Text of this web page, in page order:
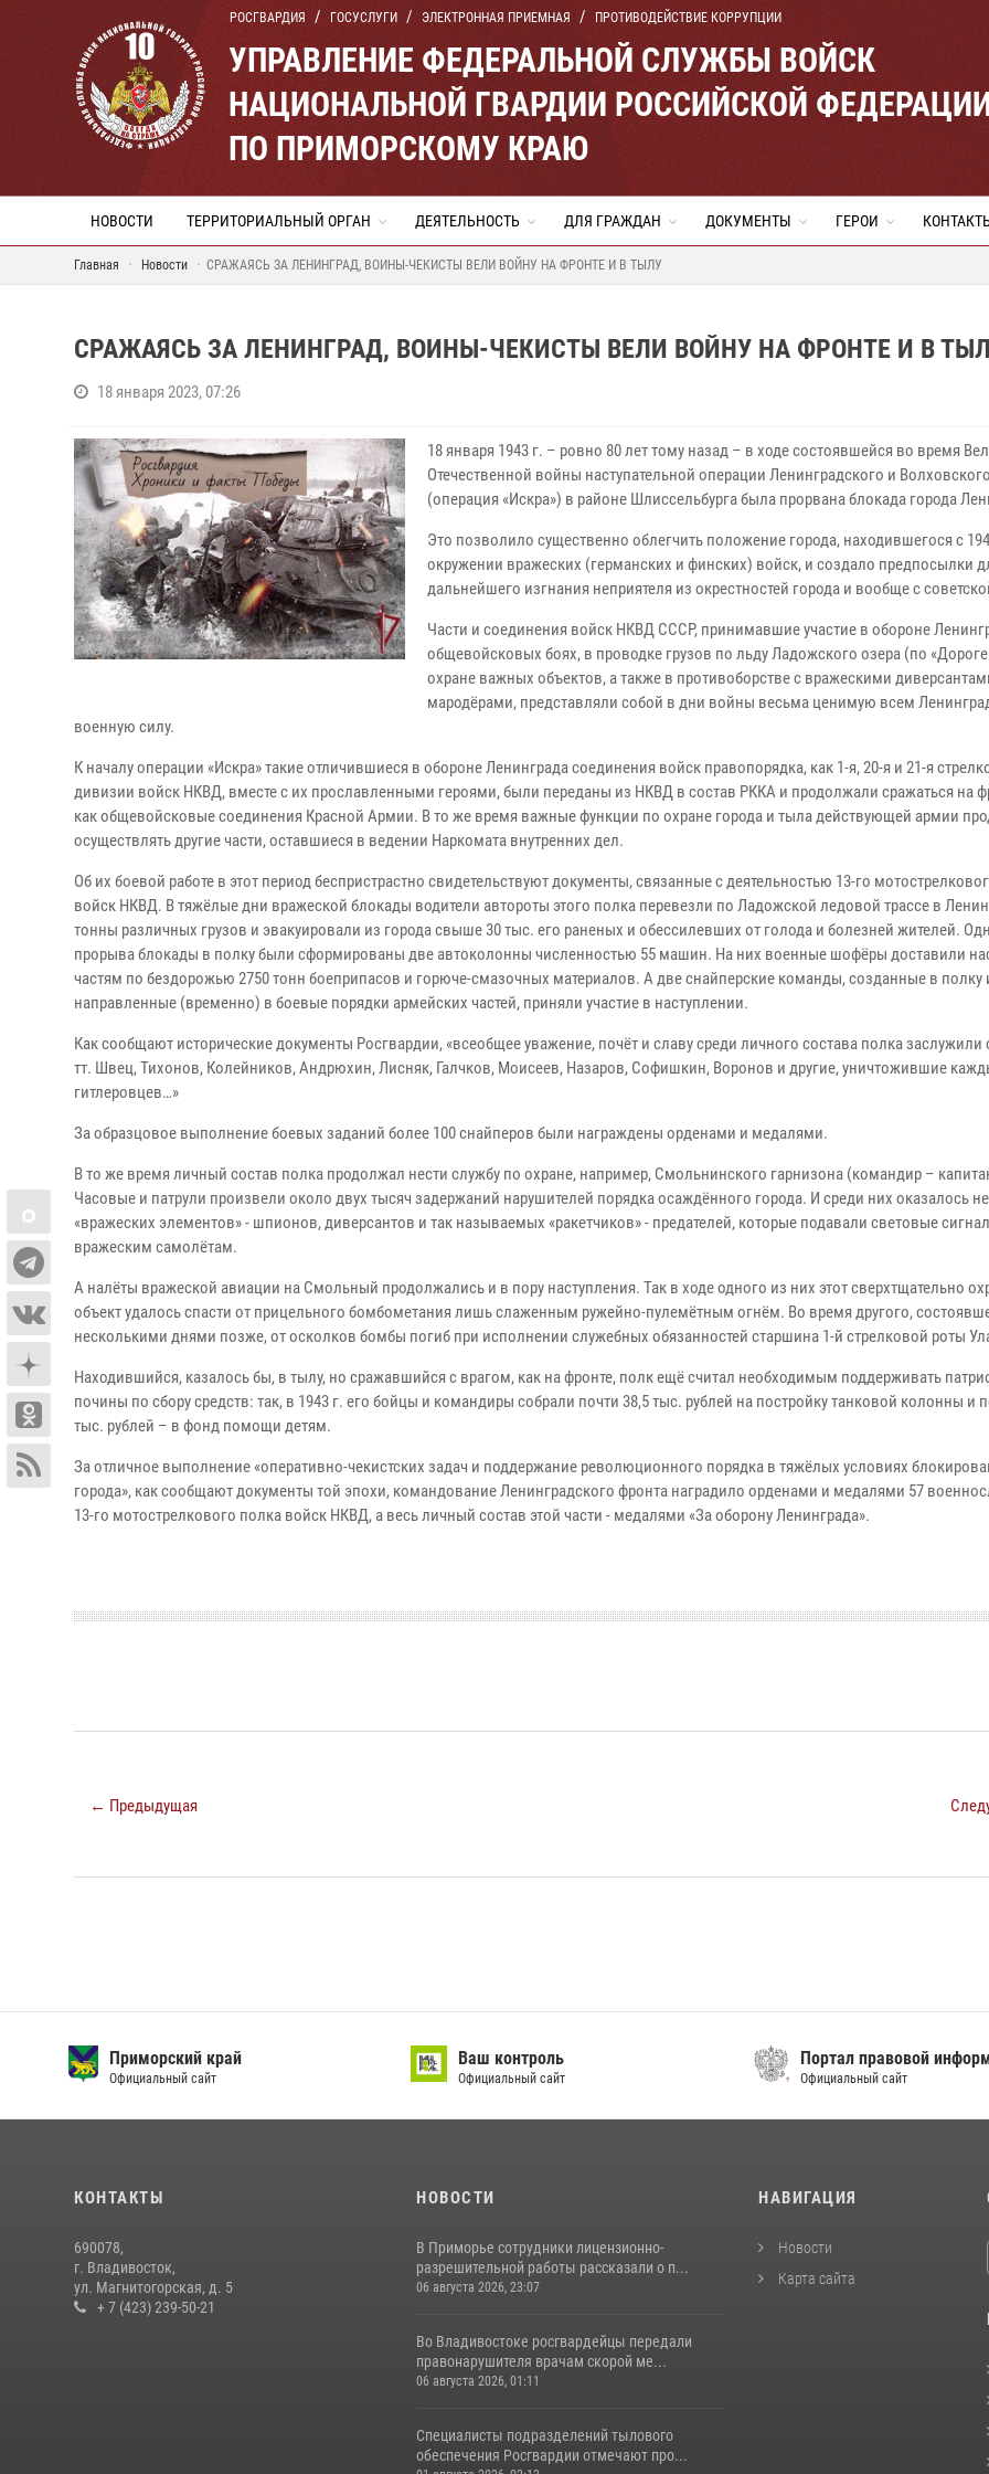
РОСГВАРДИЯ ГОСУСЛУГИ ЭЛЕКТРОННАЯ ПРИЕМНАЯ ПРОТИВОДЕЙСТВИЕ КОРРУПЦИИ
УПРАВЛЕНИЕ ФЕДЕРАЛЬНОЙ СЛУЖБЫ ВОЙСК
НАЦИОНАЛЬНОЙ ГВАРДИИ РОССИЙСКОЙ
ПО ПРИМОРСКОМУ КРАЮ
НОВОСТИ ТЕРРИТОРИАЛЬНЫЙ ОРГАН ДЕЯТЕЛЬНОСТЬ ДЛЯ ГРАЖДАН ДОКУМЕНТЫ ГЕРОИ
Главная Новости СРАЖАЯСЬ ЗА ЛЕНИНГРАД, ВОИНЫ-ЧЕКИСТЫ ВЕЛИ ВОЙНУ НА ФРОНТЕ И В ТЫЛУ
СРАЖАЯСЬ ЗА ЛЕНИНГРАД, ВОИНЫ-ЧЕКИСТЫ ВЕЛИ ВОЙНУ НА ФРОНТЕ И В
18 января 2023, 07:26
18 января 1943 г. – ровно 80 лет тому назад – в ходе состоявшейся во время
Отечественной войны наступательной операции Ленинградского и
(операция «Искра») в районе Шлиссельбурга была прорвана блокада города
Это позволило существенно облегчить положение города, находившегося с
окружении вражеских (германских и финских) войск, и создало предпосылки
дальнейшего изгнания неприятеля из окрестностей города и вообще с
Части и соединения войск НКВД СССР, принимавшие участие в обороне
общевойсковых боях, в проводке грузов по льду Ладожского озера (по
охране важных объектов, а также в противоборстве с вражескими
мародёрами, представляли собой в дни войны весьма ценимую всем
военную силу.
К началу операции «Искра» такие отличившиеся в обороне Ленинграда соединения войск правопорядка, как 1-я, 20-я и 21-я
дивизии войск НКВД, вместе с их прославленными героями, были переданы из НКВД в состав РККА и продолжали сражаться на
как общевойсковые соединения Красной Армии. В то же время важные функции по охране города и тыла действующей армии
осуществлять другие части, оставшиеся в ведении Наркомата внутренних дел.
Об их боевой работе в этот период беспристрастно свидетельствуют документы, связанные с деятельностью 13-го
войск НКВД. В тяжёлые дни вражеской блокады водители автороты этого полка перевезли по Ладожской ледовой трассе в
тонны различных грузов и эвакуировали из города свыше 30 тыс. его раненых и обессилевших от голода и болезней жителей.
прорыва блокады в полку были сформированы две автоколонны численностью 55 машин. На них военные шофёры доставили
частям по бездорожью 2750 тонн боеприпасов и горюче-смазочных материалов. А две снайперские команды, созданные в полку
направленные (временно) в боевые порядки армейских частей, приняли участие в наступлении.
Как сообщают исторические документы Росгвардии, «всеобщее уважение, почёт и славу среди личного состава полка заслужили
тт. Швец, Тихонов, Колейников, Андрюхин, Лисняк, Галчков, Моисеев, Назаров, Софишкин, Воронов и другие, уничтожившие
гитлеровцев…»
За образцовое выполнение боевых заданий более 100 снайперов были награждены орденами и медалями.
В то же время личный состав полка продолжал нести службу по охране, например, Смольнинского гарнизона (командир –
Часовые и патрули произвели около двух тысяч задержаний нарушителей порядка осаждённого города. И среди них оказалось
«вражеских элементов» - шпионов, диверсантов и так называемых «ракетчиков» - предателей, которые подавали световые
вражеским самолётам.
А налёты вражеской авиации на Смольный продолжались и в пору наступления. Так в ходе одного из них этот сверхтщательно
объект удалось спасти от прицельного бомбометания лишь слаженным ружейно-пулемётным огнём. Во время другого,
несколькими днями позже, от осколков бомбы погиб при исполнении служебных обязанностей старшина 1-й стрелковой роты
Находившийся, казалось бы, в тылу, но сражавшийся с врагом, как на фронте, полк ещё считал необходимым поддерживать
почины по сбору средств: так, в 1943 г. его бойцы и командиры собрали почти 38,5 тыс. рублей на постройку танковой колонны и
тыс. рублей – в фонд помощи детям.
За отличное выполнение «оперативно-чекистских задач и поддержание революционного порядка в тяжёлых условиях
города», как сообщают документы той эпохи, командование Ленинградского фронта наградило орденами и медалями 57
13-го мотострелкового полка войск НКВД, а весь личный состав этой части - медалями «За оборону Ленинграда».
← Предыдущая
Приморский край
Официальный сайт
Ваш контроль
Официальный сайт
Портал правовой
Официальный сайт
КОНТАКТЫ
690078,
г. Владивосток,
ул. Магнитогорская, д. 5
+ 7 (423) 239-50-21
НОВОСТИ
В Приморье сотрудники лицензионно-
разрешительной работы рассказали о п...
06 августа 2026, 23:07
Во Владивостоке росгвардейцы передали
правонарушителя врачам скорой ме...
06 августа 2026, 01:11
Специалисты подразделений тылового
обеспечения Росгвардии отмечают про...
НАВИГАЦИЯ
Новости
Карта сайта